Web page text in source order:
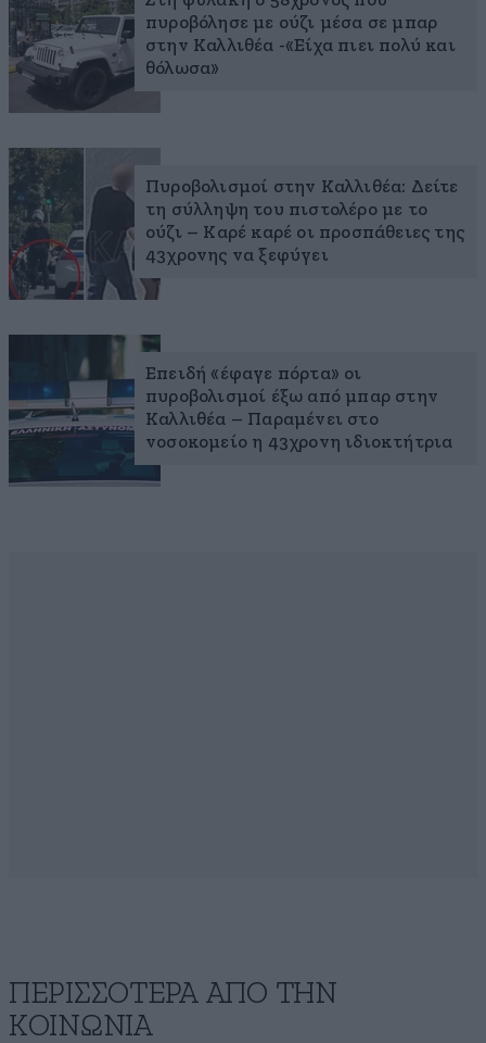
πυροβόλησε με ούζι μέσα σε μπαρ
στην Καλλιθέα -«Είχα πιει πολύ και
θόλωσα»
Πυροβολισμοί στην Καλλιθέα: Δείτε
τη σύλληψη του πιστολέρο με το
ούζι – Καρέ καρέ οι προσπάθειες της
43χρονης να ξεφύγει
Επειδή «έφαγε πόρτα» οι
πυροβολισμοί έξω από μπαρ στην
Καλλιθέα – Παραμένει στο
νοσοκομείο η 43χρονη ιδιοκτήτρια
ΠΕΡΙΣΣΟΤΕΡΑ ΑΠΟ ΤΗΝ
ΚΟΙΝΩΝΙΑ